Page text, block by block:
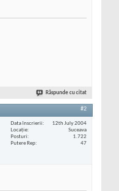
Răspunde cu citat
#2
Data înscrierii
12th July 2004
Locaţie
Suceava
Posturi
1.722
Putere Rep
47